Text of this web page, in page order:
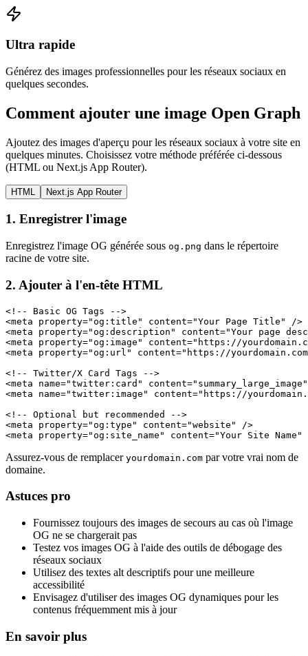
Ultra rapide
Générez des images professionnelles pour les réseaux sociaux en
quelques secondes.
Comment ajouter une image Open Graph
Ajoutez des images d'aperçu pour les réseaux sociaux à votre site en
quelques minutes. Choisissez votre méthode préférée ci-dessous
(HTML ou Next.js App Router).
HTML Next.js App Router
1. Enregistrer l'image
Enregistrez l'image OG générée sous og.png dans le répertoire
racine de votre site.
2. Ajouter à l'en-tête HTML
<!-- Basic OG Tags -->
<meta property="og:title" content="Your Page Title" />
<meta property="og:description" content="Your page
<meta property="og:image" content="https://
<meta property="og:url" content="https://
<!-- Twitter/X Card Tags -->
<meta name="twitter:card"
<meta name="twitter:image" content="https://
<!-- Optional but recommended -->
<meta property="og:type" content="website" />
<meta property="og:site_name" content="Your Site Name"
Assurez-vous de remplacer yourdomain.com par votre vrai nom de
domaine.
Astuces pro
Fournissez toujours des images de secours au cas où l'image
OG ne se chargerait pas
Testez vos images OG à l'aide des outils de débogage des
réseaux sociaux
Utilisez des textes alt descriptifs pour une meilleure
accessibilité
Envisagez d'utiliser des images OG dynamiques pour les
contenus fréquemment mis à jour
En savoir plus